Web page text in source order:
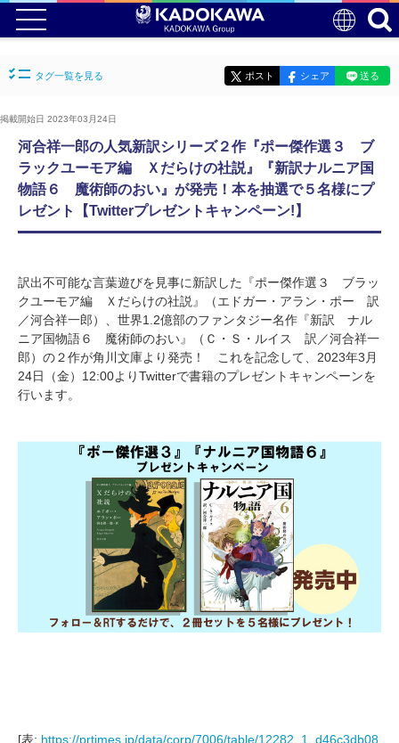
タグ一覧を見る ポスト シェア 送る
掲載開始日 2023年03月24日
河合祥一郎の人気新訳シリーズ２作『ポー傑作選３ ブ
ラックユーモア編 Ｘだらけの社説』『新訳ナルニア国
物語６ 魔術師のおい』が発売！本を抽選で５名様にプ
レゼント【Twitterプレゼントキャンペーン!】
訳出不可能な言葉遊びを見事に新訳した『ポー傑作選３ ブラッ
クユーモア編 Ｘだらけの社説』（エドガー・アラン・ポー 訳
／河合祥一郎）、世界1.2億部のファンタジー名作『新訳 ナル
ニア国物語６ 魔術師のおい』（Ｃ・Ｓ・ルイス 訳／河合祥一
郎）の２作が角川文庫より発売！ これを記念して、2023年3月
24日（金）12:00よりTwitterで書籍のプレゼントキャンペーンを
行います。
[表: https://prtimes.jp/data/corp/7006/table/12282_1_d46c3db08